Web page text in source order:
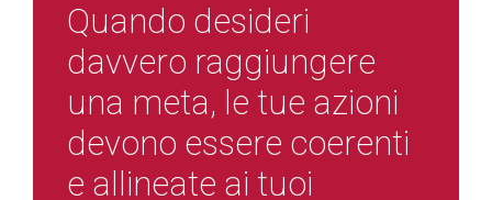
Quando desideri
davvero raggiungere
una meta, le tue azioni
devono essere coerenti
e allineate ai tuoi